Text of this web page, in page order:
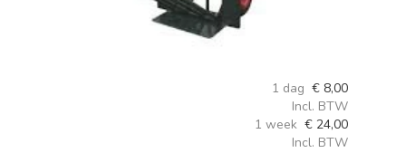
1 dag € 8,00
Incl. BTW
1 week € 24,00
Incl. BTW